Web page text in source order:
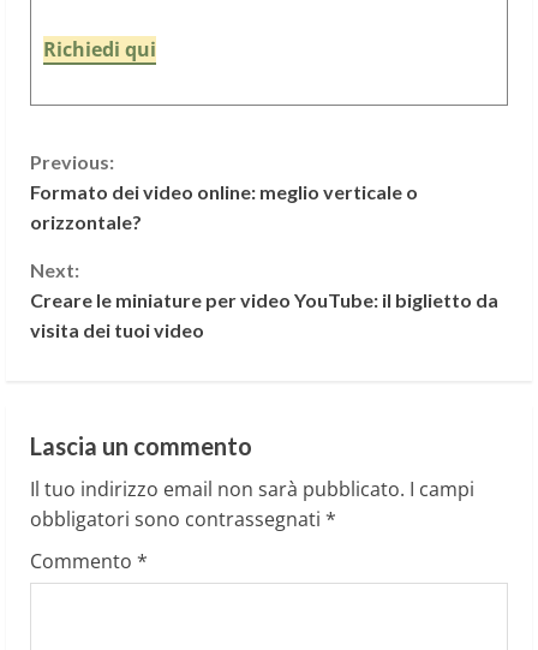
Richiedi qui
C
o
n
t
u
e
R
Previous:
Formato dei video online: meglio verticale o
orizzontale?
Next:
Creare le miniature per video YouTube: il biglietto da
visita dei tuoi video
Lascia un commento
Il tuo indirizzo email non sarà pubblicato. I campi
obbligatori sono contrassegnati *
Commento *